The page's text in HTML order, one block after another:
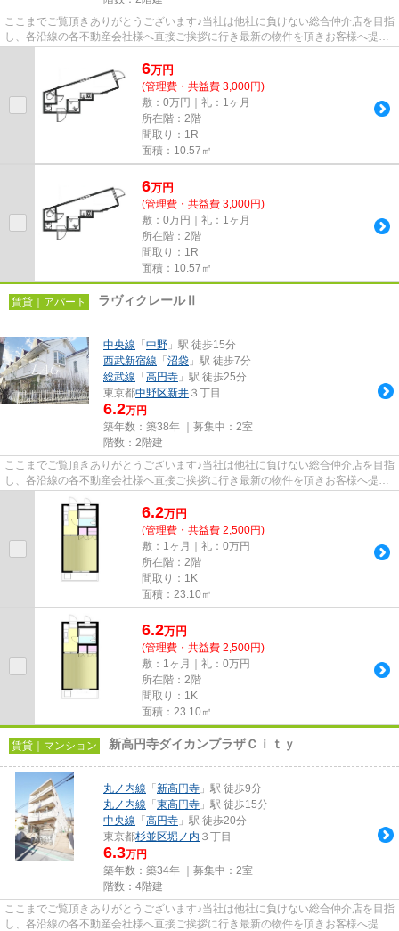
ここまでご覧頂きありがとうございます♪当社は他社に負けない総合仲介店を目指
し、各沿線の各不動産会社様へ直接ご挨拶に行き最新の物件を頂きお客様へ提供
6万円
(管理費・共益費 3,000円)
敷：0万円｜礼：1ヶ月
所在階：2階
間取り：1R
面積：10.57㎡
6万円
(管理費・共益費 3,000円)
敷：0万円｜礼：1ヶ月
所在階：2階
間取り：1R
面積：10.57㎡
賃貸｜アパート ラヴィクレールⅡ
中央線 「 中野 」駅 徒歩15分
西武新宿線 「 沼袋 」駅 徒歩7分
総武線 「 高円寺 」駅 徒歩25分
東京都中野区新井 ３丁目
6.2万円
築年数：築38年 ｜募集中： 2室
階数：2階建
ここまでご覧頂きありがとうございます♪当社は他社に負けない総合仲介店を目指
し、各沿線の各不動産会社様へ直接ご挨拶に行き最新の物件を頂きお客様へ提供
しております！最新の情報は...
6.2万円
(管理費・共益費 2,500円)
敷：1ヶ月｜礼：0万円
所在階：2階
間取り：1K
面積：23.10㎡
6.2万円
(管理費・共益費 2,500円)
敷：1ヶ月｜礼：0万円
所在階：2階
間取り：1K
面積：23.10㎡
賃貸｜マンション 新高円寺ダイカンプラザＣｉｔｙ
丸ノ内線 「 新高円寺 」駅 徒歩9分
丸ノ内線 「 東高円寺 」駅 徒歩15分
中央線 「 高円寺 」駅 徒歩20分
東京都杉並区堀ノ内 ３丁目
6.3万円
築年数：築34年 ｜募集中： 2室
階数：4階建
ここまでご覧頂きありがとうございます♪当社は他社に負けない総合仲介店を目指
し、各沿線の各不動産会社様へ直接ご挨拶に行き最新の物件を頂きお客様へ提供